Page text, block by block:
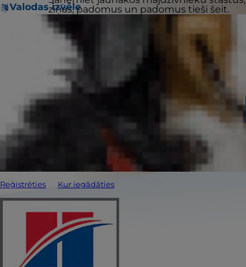
Valodas izvēle
Reģistrēties Kur iegādāties
ziņas, padomus un padomus tieši šeit.